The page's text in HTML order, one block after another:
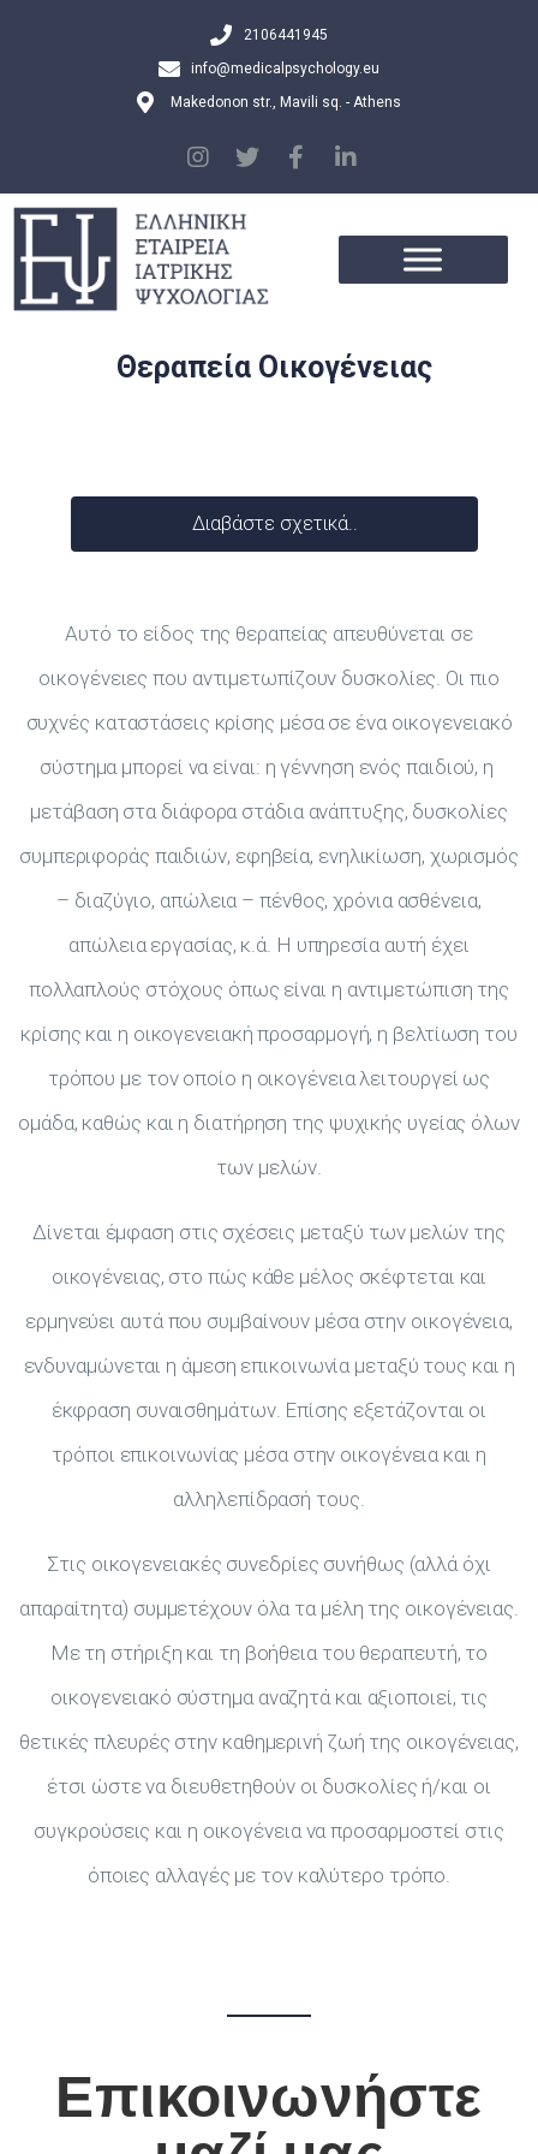
2106441945
info@medicalpsychology.eu
Makedonon str., Mavili sq. - Athens
Θεραπεία Οικογένειας
Διαβάστε σχετικά..
Αυτό το είδος της θεραπείας απευθύνεται σε
οικογένειες που αντιμετωπίζουν δυσκολίες. Οι πιο
συχνές καταστάσεις κρίσης μέσα σε ένα οικογενειακό
σύστημα μπορεί να είναι: η γέννηση ενός παιδιού, η
μετάβαση στα διάφορα στάδια ανάπτυξης, δυσκολίες
συμπεριφοράς παιδιών, εφηβεία, ενηλικίωση, χωρισμός
– διαζύγιο, απώλεια – πένθος, χρόνια ασθένεια,
απώλεια εργασίας, κ.ά. Η υπηρεσία αυτή έχει
πολλαπλούς στόχους όπως είναι η αντιμετώπιση της
κρίσης και η οικογενειακή προσαρμογή, η βελτίωση του
τρόπου με τον οποίο η οικογένεια λειτουργεί ως
ομάδα, καθώς και η διατήρηση της ψυχικής υγείας όλων
των μελών.
Δίνεται έμφαση στις σχέσεις μεταξύ των μελών της
οικογένειας, στο πώς κάθε μέλος σκέφτεται και
ερμηνεύει αυτά που συμβαίνουν μέσα στην οικογένεια,
ενδυναμώνεται η άμεση επικοινωνία μεταξύ τους και η
έκφραση συναισθημάτων. Επίσης εξετάζονται οι
τρόποι επικοινωνίας μέσα στην οικογένεια και η
αλληλεπίδρασή τους.
Στις οικογενειακές συνεδρίες συνήθως (αλλά όχι
απαραίτητα) συμμετέχουν όλα τα μέλη της οικογένειας.
Με τη στήριξη και τη βοήθεια του θεραπευτή, το
οικογενειακό σύστημα αναζητά και αξιοποιεί, τις
θετικές πλευρές στην καθημερινή ζωή της οικογένειας,
έτσι ώστε να διευθετηθούν οι δυσκολίες ή/και οι
συγκρούσεις και η οικογένεια να προσαρμοστεί στις
όποιες αλλαγές με τον καλύτερο τρόπο.
Επικοινωνήστε